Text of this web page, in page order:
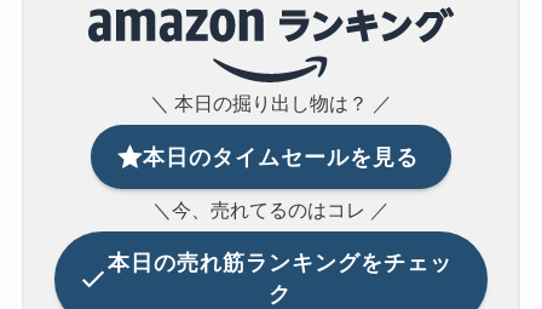
＼ 本日の掘り出し物は？ ／
本日のタイムセールを見る
＼今、売れてるのはコレ ／
本日の売れ筋ランキングをチェッ
ク